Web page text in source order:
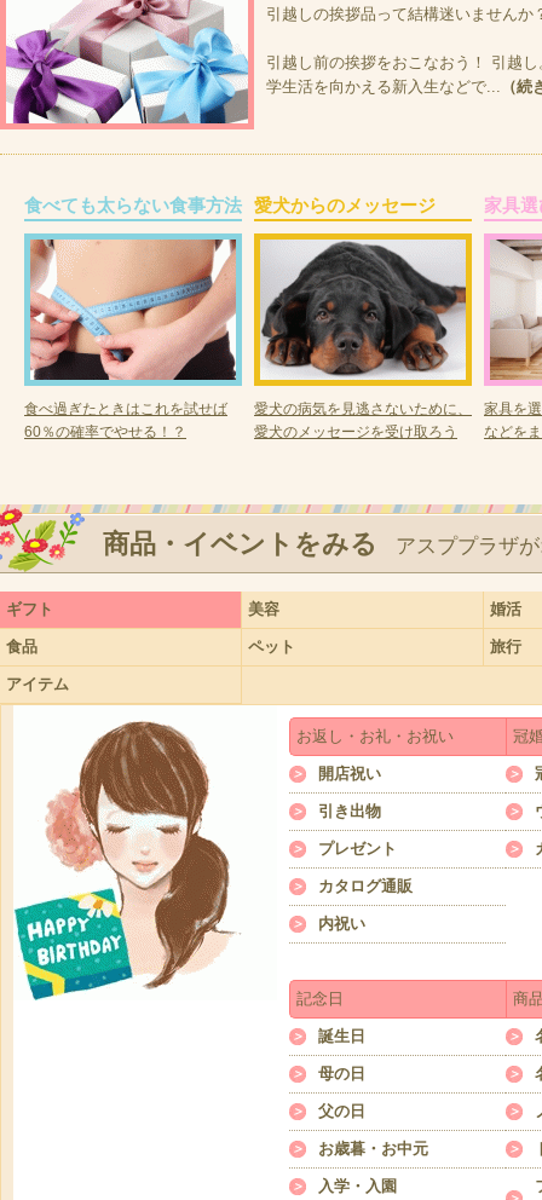
引越しの挨拶品って結構迷いません
引越し前の挨拶をおこなおう！ 引越
学生活を向かえる新入生などで... （続
食べても太らない食事方法
食べ過ぎたときはこれを試せば
60％の確率でやせる！？
愛犬からのメッセージ
愛犬の病気を見逃さないために、
愛犬のメッセージを受け取ろう
家具
家具を
などを
商品・イベントをみる アスププラザ
ギフト 美容 婚活
食品 ペット 旅行
アイテム
お返し・お礼・お祝い
開店祝い
引き出物
プレゼント
カタログ通販
内祝い
冠
記念日
誕生日
母の日
父の日
お歳暮・お中元
入学・入園
商